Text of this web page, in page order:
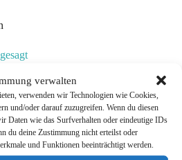
verwalten
verwenden wir Technologien wie Cookies,
und/oder darauf zuzugreifen. Wenn du diesen
Daten wie das Surfverhalten oder eindeutige IDs
du deine Zustimmung nicht erteilst oder
und Funktionen beeinträchtigt werden.
finden aufgrund der aktuellen
2 Coronavirus nicht statt.